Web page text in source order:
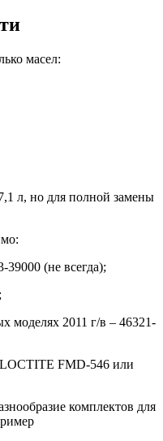
масел:
л, но для полной замены
(не всегда);
моделях 2011 г/в – 46321-
LOCTITE FMD-546 или
комплектов для